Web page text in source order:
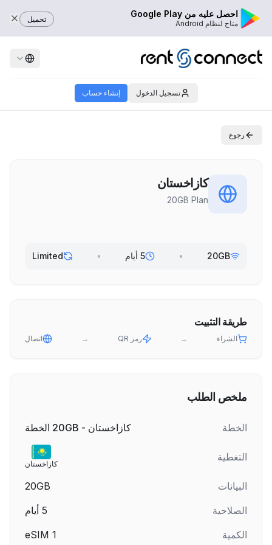
احصل عليه من Google Play
متاح لنظام Android تحميل
تسجيل الدخول إنشاء حساب
رجوع
كازاخستان
20GB Plan
20GB
• 5 أيام •
Limited
طريقة التثبيت
الشراء → رمز QR → اتصال
ملخص الطلب
الخطة كازاخستان - 20GB الخطة
التغطية
كازاخستان
البيانات
20GB
الصلاحية
5 أيام
الكمية
1